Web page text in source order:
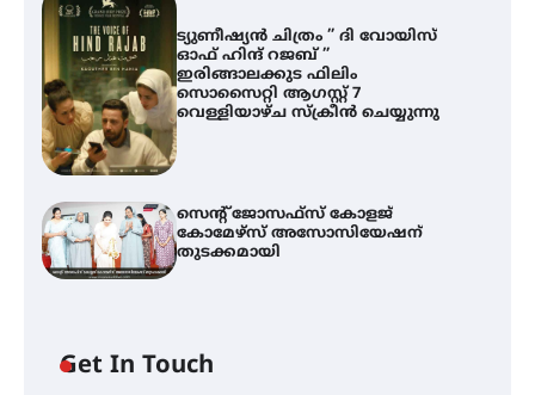
ട്യുണീഷ്യൻ ചിത്രം ” ദി വോയിസ്
ഓഫ് ഹിന്ദ് റജബ് ”
ഇരിങ്ങാലക്കുട ഫിലിം
സൊസൈറ്റി ആഗസ്റ്റ് 7
വെള്ളിയാഴ്ച സ്‌ക്രീൻ ചെയ്യുന്നു
സെന്റ് ജോസഫ്സ് കോളജ്
കോമേഴ്‌സ് അസോസിയേഷന്
തുടക്കമായി
Get In Touch